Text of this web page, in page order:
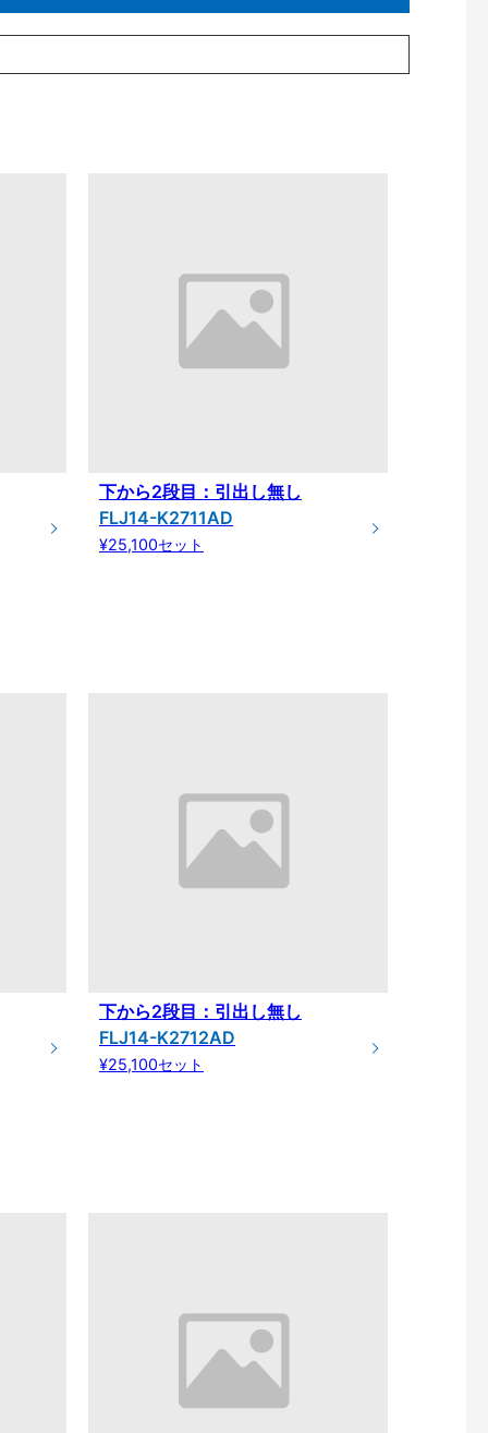
下から2段目：引出し無し
FLJ14-K2711AD
¥25,100セット
下から2段目：引出し無し
FLJ14-K2712AD
¥25,100セット